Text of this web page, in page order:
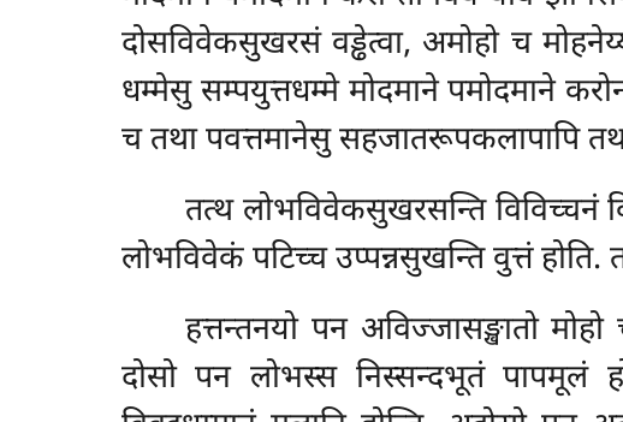
दोसविवेकसुखरसं वड्ढेत्वा, अमोहो च
धम्मेसु सम्पयुत्तधम्मे मोदमाने पमोदमाने
च तथा पवत्तमानेसु सहजातरूपकलापापि
तत्थ लोभविवेकसुखरसन्ति
लोभविवेकं पटिच्च उप्पन्नसुखन्ति वुत्तं
हत्तन्तनयो पन अविज्जासङ्खातो
दोसो पन लोभस्स निस्सन्दभूतं पापमूलं